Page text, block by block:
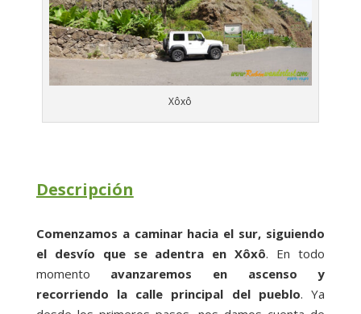
Xôxô
Descripción
Comenzamos a caminar hacia el sur, siguiendo
el desvío que se adentra en Xôxô. En todo
momento avanzaremos en ascenso y
recorriendo la calle principal del pueblo. Ya